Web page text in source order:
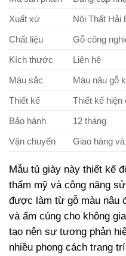
Xuất xứ
Nội Thất Hải
Chất liệu
Gỗ công
Kích thước
Liên hệ
Màu sắc
Màu nâu gỗ
Thiết kế
Thiết kế hiện
Bảo hành
12 tháng
Vận chuyển
Giao hàng
Mẫu tủ giày này thiết kế
thẩm mỹ và công năng
được làm từ gỗ màu nâu
và ấm cúng cho không
tạo nên sự tương phản
nhiều phong cách trang